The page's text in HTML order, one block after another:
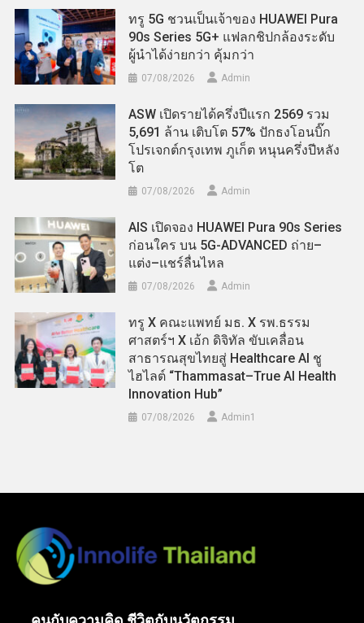
ทรู 5G ชวนเป็นเจ้าของ HUAWEI Pura
90s Series 5G+ แฟลกชิปกล้องระดับ
ผู้นำได้ง่ายกว่า คุ้มกว่า
07/08/2026 Admin
ASW เปิดรายได้ครึ่งปีแรก 2569 รวม
5,691 ล้าน เติบโต 57% ปักธงโอนบิ๊ก
โปรเจกต์กรุงเทพ ภูเก็ต หนุนครึ่งปีหลัง
โต
07/08/2026 Admin
AIS เปิดจอง HUAWEI Pura 90s Series
ก่อนใคร บน 5G-ADVANCED ถ่าย–
แต่ง–แชร์ลื่นไหล
07/08/2026 Admin
ทรู X คณะแพทย์ มธ. X รพ.ธรรม
ศาสตร์ฯ X เอ้ก ดิจิทัล ขับเคลื่อน
สาธารณสุขไทยสู่ Healthcare AI ชู
ไฮไลต์ “Thammasat–True AI Health
Innovation Hub”
07/08/2026 Admin​1